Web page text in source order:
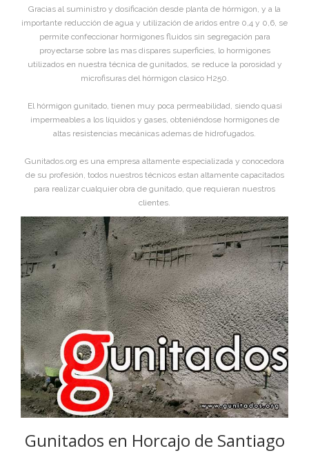
Gracias al suministro y dosificación desde planta de hórmigon, y a la
importante reducción de agua y utilización de aridos entre 0,4 y 0,6, se
permite confeccionar hormigones fluidos sin segregación para
proyectarse sobre las mas dispares superficies, lo hormigones
utilizados en nuestra técnica de gunitados, se reduce la porosidad y
microfisuras del hórmigon clasico H250.
El hórmigon gunitado, tienen muy poca permeabilidad, siendo quasi
impermeables a los líquidos y gases, obteniéndose hormigones de
altas resistencias mecánicas ademas de hidrofugados.
Gunitados.org es una empresa altamente especializada y conocedora
de su profesión, todos nuestros técnicos estan altamente capacitados
para realizar cualquier obra de gunitado, que requieran nuestros
clientes.
Gunitados en Horcajo de Santiago